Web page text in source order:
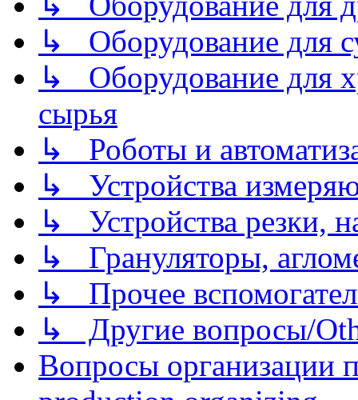
↳ Оборудование для
↳ Оборудование для
сырья
↳ Роботы и
↳ Устройства
↳ Устройства резки,
↳ Грануляторы,
↳ Прочее
↳ Другие вопросы/
Вопросы организации